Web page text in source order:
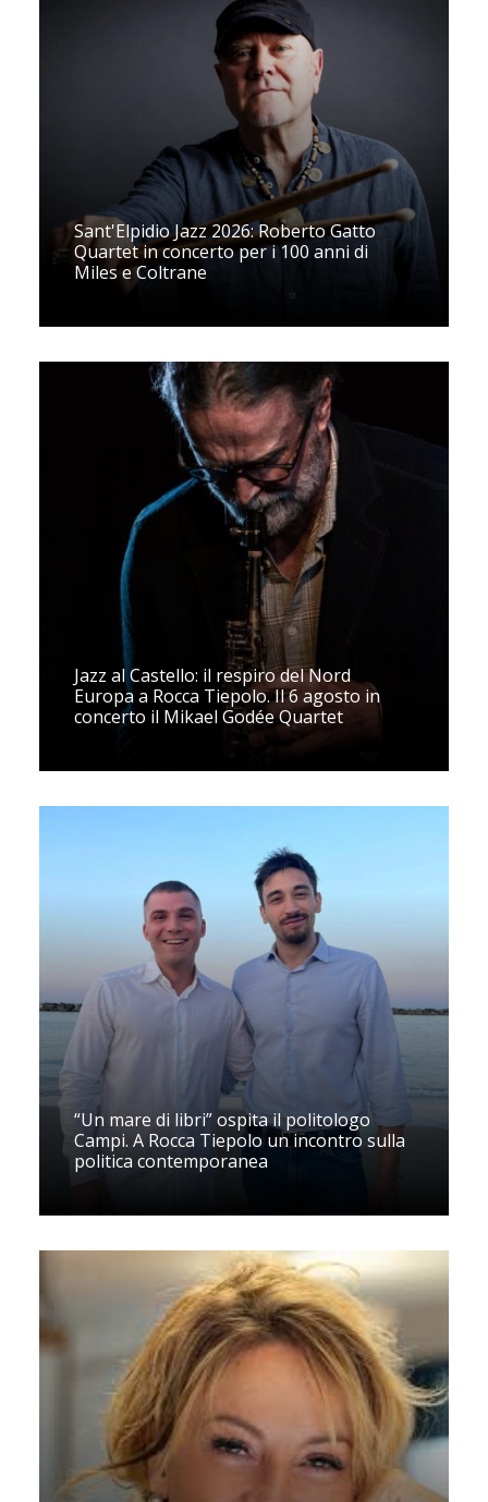
Sant'Elpidio Jazz 2026: Roberto Gatto
Quartet in concerto per i 100 anni di
Miles e Coltrane
Jazz al Castello: il respiro del Nord
Europa a Rocca Tiepolo. Il 6 agosto in
concerto il Mikael Godée Quartet
“Un mare di libri” ospita il politologo
Campi. A Rocca Tiepolo un incontro sulla
politica contemporanea